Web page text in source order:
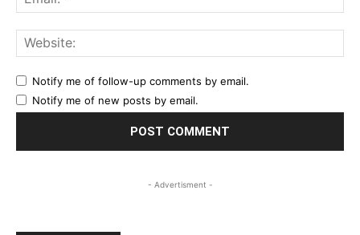
Notify me of follow-up comments by email.
Notify me of new posts by email.
- Advertisment -